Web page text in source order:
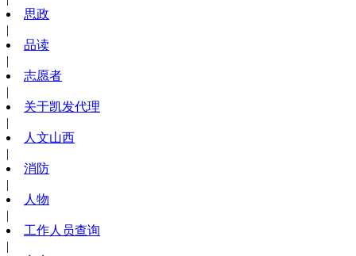
思政
|
品读
|
志愿者
|
关于凯发代理
|
人文山西
|
消防
|
人物
|
工作人员查询
|